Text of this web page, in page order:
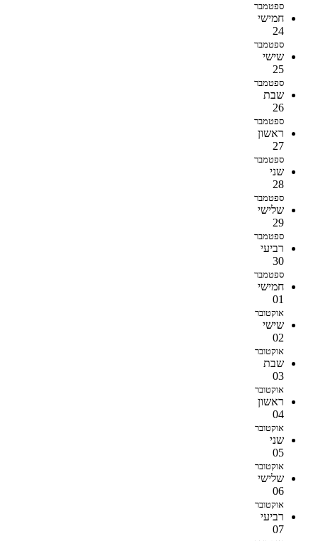
ספטמבר
חמישי
24
ספטמבר
שישי
25
ספטמבר
שבת
26
ספטמבר
ראשון
27
ספטמבר
שני
28
ספטמבר
שלישי
29
ספטמבר
רביעי
30
ספטמבר
חמישי
01
אוקטובר
שישי
02
אוקטובר
שבת
03
אוקטובר
ראשון
04
אוקטובר
שני
05
אוקטובר
שלישי
06
אוקטובר
רביעי
07